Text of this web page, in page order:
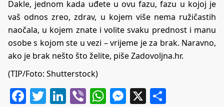
Dakle, jednom kada uđete u ovu fazu, fazu u kojoj je
vaš odnos zreo, zdrav, u kojem više nema ružičastih
naočala, u kojem znate i volite svaku prednost i manu
osobe s kojom ste u vezi – vrijeme je za brak. Naravno,
ako je brak nešto što želite, pišeZadovoljna.hr.
(TIP/Foto: Shutterstock)
Facebook
Twitter
LinkedIn
ViberWhatsApp
Messenger
X